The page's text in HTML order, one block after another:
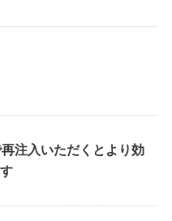
注入いただくとより効